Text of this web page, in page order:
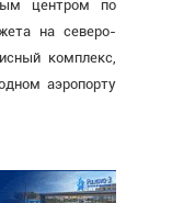
центром по
на северо-
комплекс,
аэропорту